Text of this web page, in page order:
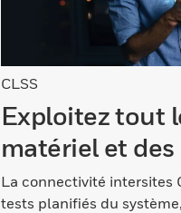
CLSS
Exploitez tout
matériel et
La connectivité intersites
tests planifiés du